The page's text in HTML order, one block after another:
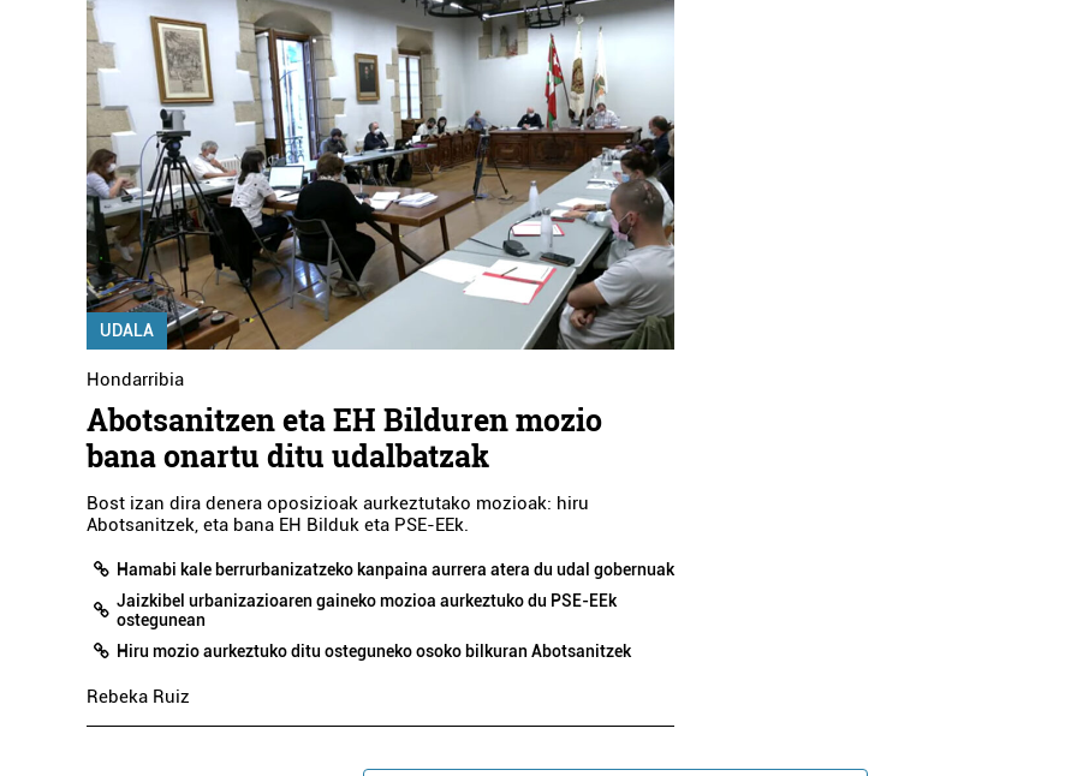
UDALA
Hondarribia
Abotsanitzen eta EH Bilduren mozio
bana onartu ditu udalbatzak
Bost izan dira denera oposizioak aurkeztutako mozioak: hiru
Abotsanitzek, eta bana EH Bilduk eta PSE-EEk.
Hamabi kale berrurbanizatzeko kanpaina aurrera atera du udal gobernuak
Jaizkibel urbanizazioaren gaineko mozioa aurkeztuko du PSE-EEk
ostegunean
Hiru mozio aurkeztuko ditu osteguneko osoko bilkuran Abotsanitzek
Rebeka Ruiz